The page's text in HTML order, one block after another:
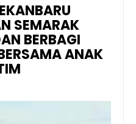
SEMARAK
BERBAGI
ANAK